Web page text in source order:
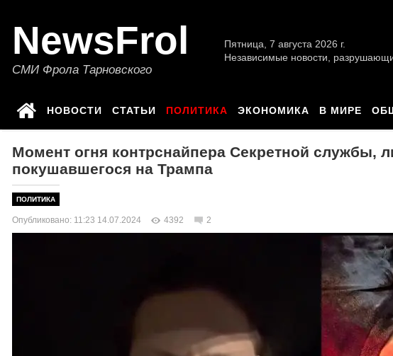
NewsFrol
СМИ Фрола Тарновского
Пятница, 7 августа 2026 г.
Независимые новости,
НОВОСТИ СТАТЬИ ПОЛИТИКА ЭКОНОМИКА В МИРЕ
Момент огня контрснайпера Секретной службы,
покушавшегося на Трампа
ПОЛИТИКА
Опубликовано: 11:23 14.07.2024 4392 2